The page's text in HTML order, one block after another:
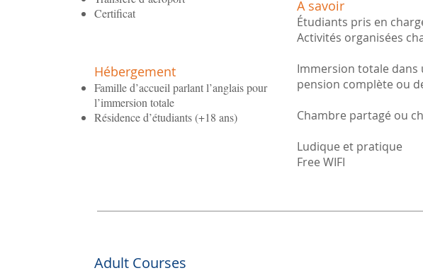
Certificat
A savoir
Étudiants pris en
Activités organisées
Immersion totale dans
pension complète ou
Chambre partagé ou
Ludique et pratique
Free WIFI
Hébergement
Famille d’accueil parlant l’anglais pour
l’immersion totale
Résidence d’étudiants (+18 ans)
Adult Courses